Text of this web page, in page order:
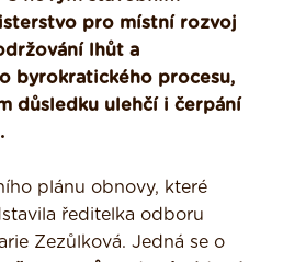
pro místní rozvoj
lhůt a
byrokratického procesu,
důsledku ulehčí i čerpání
plánu obnovy, které
ředitelka odboru
Zezůlková. Jedná se o